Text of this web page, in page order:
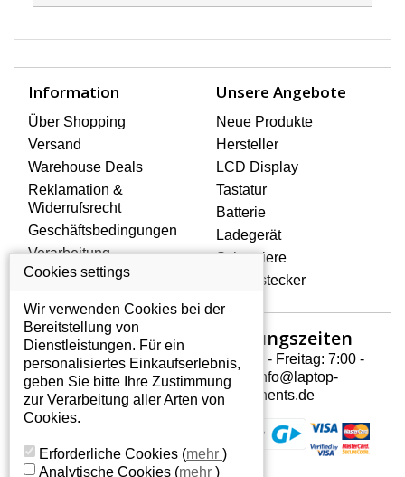
Er dient zur Darstellung von Texten und
schnell, deshalb ist es wichtig, mit dem
Zu den häufigsten Beschädigungen
gehören mechanische Schäden, z. B.
ein geborstenes Display oder Risse.
Ferner senkrechte Streifen, das Display
leuchtet nicht, blinkt unregelmäßig oder
ist ungleichmäßig hell.
LCD DISPLAYS HP PAVILION
DV6-1180EO VON HÖCHSTER
Originaldisplays, die die hohe
Qualitätsklasse A+ erfüllen, also
ohne mangelhafte Pixel, und
zwar über die gesamte
Garantiezeit.
WIE KÖNNEN SIE FESTSTELLEN,
WELCHES DISPLAY SIE FÜR IHREN
NOTEBOOK BRAUCHEN HP PAVILION
Information
Über Shopping
Versand
Warehouse Deals
Reklamation &
Widerrufsrecht
Geschäftsbedingungen
Verarbeitung
personenbezogener
Daten
Über uns - Impressum
Unsere Angebote
Neue Produkte
Hersteller
LCD Display
Tastatur
Batterie
Ladegerät
Scharniere
Gerätestecker
Mein Konto
Mein Konto
Persönliche Daten
Addressen
Öffnungszeiten
Montag - Freitag: 7:00 -
15:30 info@laptop-
components.de
Cookies settings
Wir verwenden Cookies bei der
Bereitstellung von
Dienstleistungen. Für ein
personalisiertes Einkaufserlebnis,
geben Sie bitte Ihre Zustimmung
zur Verarbeitung aller Arten von
Cookies.
Erforderliche Cookies (mehr )
Analytische Cookies (mehr )